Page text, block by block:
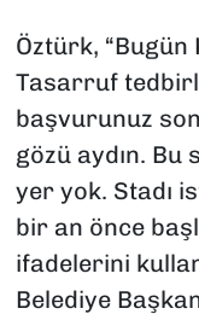
Öztürk, “Bugün
Tasarruf
başvurunuz
gözü aydın.
yer yok. Stadı
bir an önce
ifadelerini
Belediye